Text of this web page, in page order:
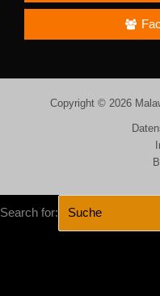
Copyright © 2026
Search for: